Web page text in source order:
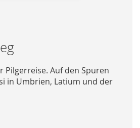
Pilgerreise. Auf den Spuren
in Umbrien, Latium und der